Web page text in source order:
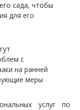
сада, чтобы
для его
с
на ранней
меры
услуг по